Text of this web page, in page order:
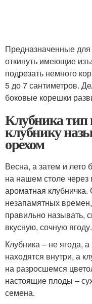
Предназначенные
откинуть имеющие
подрезать немного
5 до 7 сантиметров.
боковые корешки
Клубника тип
клубнику
орехом
Весна, а затем и лето
на нашем столе через
ароматная клубничка.
незапамятных
правильно называть,
вкусную, сочную ягоду.
Клубника – не ягода,
находятся внутри, а
на разросшемся
настоящие плоды –
семена.